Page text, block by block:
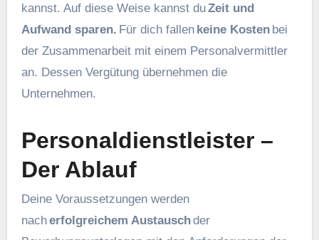
kannst. Auf diese Weise kannst duZeit und
Aufwand sparen. Für dich fallen keine Kostenbei
der Zusammenarbeit mit einem Personalvermittler
an. Dessen Vergütung übernehmen die
Unternehmen.
Personaldienstleister –
Der Ablauf
Deine Voraussetzungen werden
nacherfolgreichem Austauschder